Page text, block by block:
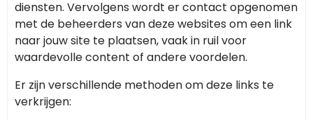
diensten. Vervolgens wordt er contact opgenomen
met de beheerders van deze websites om een link
naar jouw site te plaatsen, vaak in ruil voor
waardevolle content of andere voordelen.
Er zijn verschillende methoden om deze links te
verkrijgen: